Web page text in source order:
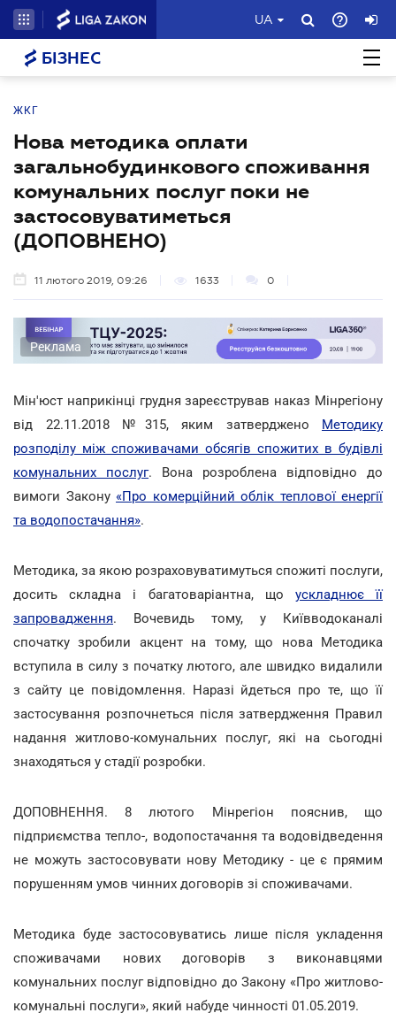
UA
БІЗНЕС
ЖКГ
Нова методика оплати
загальнобудинкового споживання
комунальних послуг поки не
застосовуватиметься
(ДОПОВНЕНО)
11 лютого 2019, 09:26 1633 0
Реклама
Мін'юст наприкінці грудня зареєстрував наказ Мінрегіону
від 22.11.2018 №315, яким затверджено Методику
розподілу між споживачами обсягів спожитих в будівлі
комунальних послуг. Вона розроблена відповідно до
вимоги Закону «Про комерційний облік теплової енергії
та водопостачання».
Методика, за якою розраховуватимуться спожиті послуги,
досить складна і багатоваріантна, що ускладнює її
запровадження. Вочевидь тому, у Київводоканалі
спочатку зробили акцент на тому, що нова Методика
вступила в силу з початку лютого, але швидко видалили
з сайту це повідомлення. Наразі йдеться про те, що її
застосування розпочнеться після затвердження Правил
надання житлово-комунальних послуг, які на сьогодні
знаходяться у стадії розробки.
ДОПОВНЕННЯ. 8 лютого Мінрегіон пояснив, що
підприємства тепло-, водопостачання та водовідведення
не можуть застосовувати нову Методику - це є прямим
порушенням умов чинних договорів зі споживачами.
Методика буде застосовуватись лише після укладення
споживачами нових договорів з виконавцями
комунальних послуг відповідно до Закону «Про житлово-
комунальні послуги», який набуде чинності 01.05.2019.